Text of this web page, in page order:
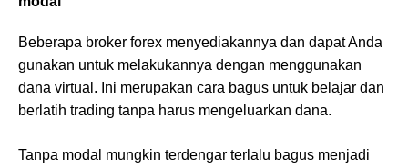
Beberapa broker forex menyediakannya dan dapat Anda
gunakan untuk melakukannya dengan menggunakan
dana virtual. Ini merupakan cara bagus untuk belajar dan
berlatih trading tanpa harus mengeluarkan dana.
Tanpa modal mungkin terdengar terlalu bagus menjadi